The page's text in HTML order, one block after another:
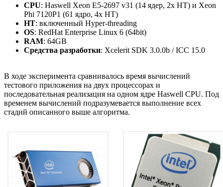
CPU: Haswell Xeon E5-2697 v31 (14 ядер, 2x HT) и Xeon
Phi 7120P1 (61 ядро, 4x HT)
HT: включенный Hyper-threading
OS: RedHat Enterprise Linux 6 (64bit)
RAM: 64GB
Средства разработки: Xcelerit SDK 3.0.0b / ICC 15.0
В ходе эксперимента сравнивалось время вычислений
тестового приложения на двух процессорах и
последовательная реализация на одном ядре Haswell CPU. Под
временем вычислений подразумевается выполнение всех
стадий описанного выше алгоритма.